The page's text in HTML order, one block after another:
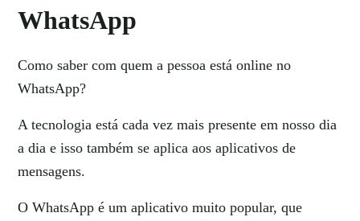
WhatsApp
Como saber com quem a pessoa está online no
WhatsApp?
A tecnologia está cada vez mais presente em nosso dia
a dia e isso também se aplica aos aplicativos de
mensagens.
O WhatsApp é um aplicativo muito popular, que